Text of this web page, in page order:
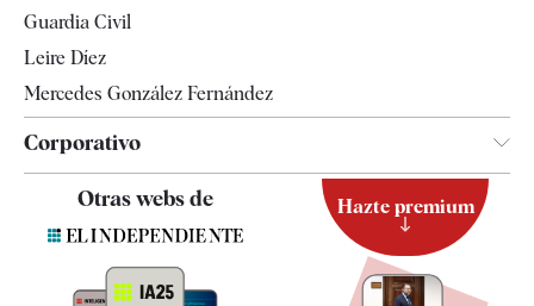
Guardia Civil
Leire Díez
Mercedes González Fernández
Corporativo
Contacto
Otras webs de Hazte premium